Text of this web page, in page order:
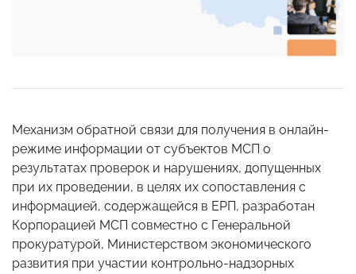
Механизм обратной связи для получения в онлайн-
режиме информации от субъектов МСП о
результатах проверок и нарушениях, допущенных
при их проведении, в целях их сопоставления с
информацией, содержащейся в ЕРП, разработан
Корпорацией МСП совместно с Генеральной
прокуратурой, Министерством экономического
развития при участии контрольно-надзорных